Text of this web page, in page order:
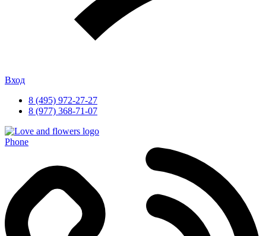
Вход
8 (495) 972-27-27
8 (977) 368-71-07
Phone